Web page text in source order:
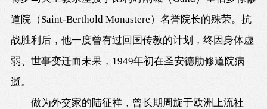
道院（Saint-Berthold Monastere）名誉院长的殊荣。抗
战胜利后，他一度曾有过回国传教的计划，终因身体虚
弱、世事变迁而未果，1949年初在圣安德肋修道院病
逝。
做为外交家的陆征祥，曾长期周旋于欧洲上流社